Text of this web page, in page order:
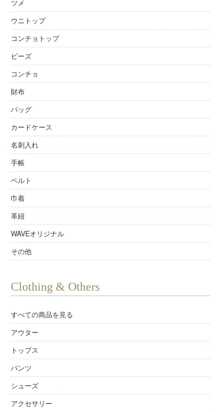
ツメ
ウニトップ
コンチョトップ
ビーズ
コンチョ
財布
バッグ
カードケース
名刺入れ
手帳
ベルト
巾着
革紐
WAVEオリジナル
その他
Clothing & Others
すべての商品を見る
アウター
トップス
パンツ
シューズ
アクセサリー